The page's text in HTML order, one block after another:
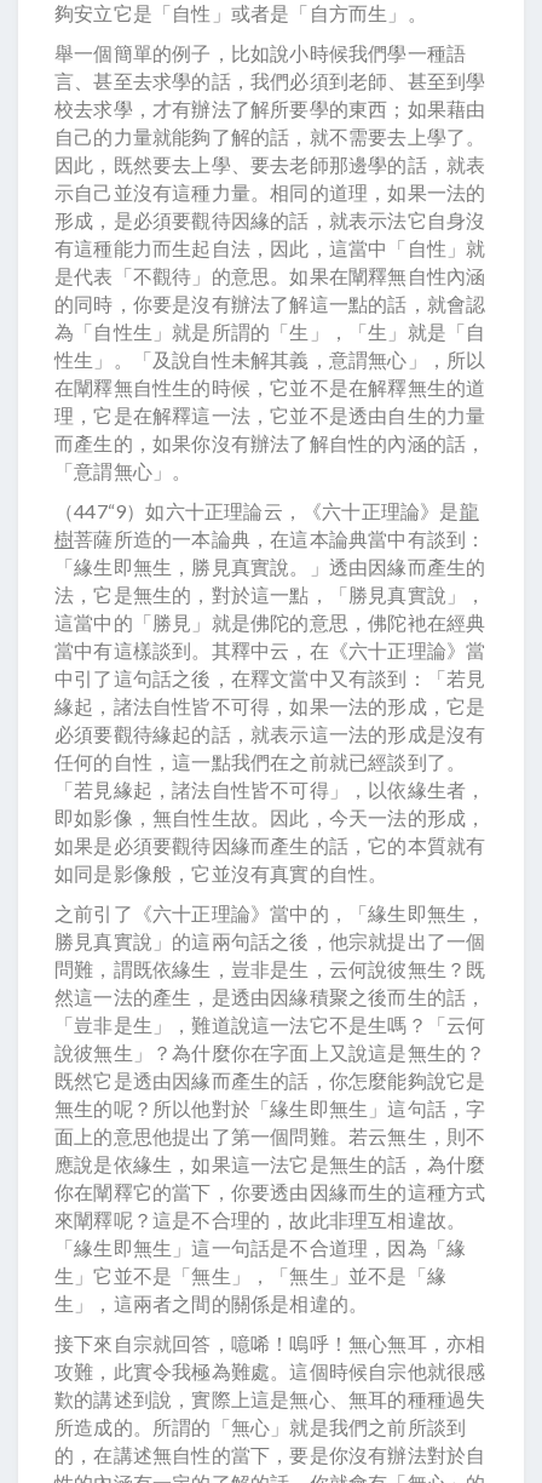
夠安立它是「自性」或者是「自方而生」。
舉一個簡單的例子，比如說小時候我們學一種語
言、甚至去求學的話，我們必須到老師、甚至到學
校去求學，才有辦法了解所要學的東西；如果藉由
自己的力量就能夠了解的話，就不需要去上學了。
因此，既然要去上學、要去老師那邊學的話，就表
示自己並沒有這種力量。相同的道理，如果一法的
形成，是必須要觀待因緣的話，就表示法它自身沒
有這種能力而生起自法，因此，這當中「自性」就
是代表「不觀待」的意思。如果在闡釋無自性內涵
的同時，你要是沒有辦法了解這一點的話，就會認
為「自性生」就是所謂的「生」，「生」就是「自
性生」。「及說自性未解其義，意謂無心」，所以
在闡釋無自性生的時候，它並不是在解釋無生的道
理，它是在解釋這一法，它並不是透由自生的力量
而產生的，如果你沒有辦法了解自性的內涵的話，
「意謂無心」。
（447“9）如六十正理論云，《六十正理論》是龍
樹菩薩所造的一本論典，在這本論典當中有談到：
「緣生即無生，勝見真實說。」透由因緣而產生的
法，它是無生的，對於這一點，「勝見真實說」，
這當中的「勝見」就是佛陀的意思，佛陀衪在經典
當中有這樣談到。其釋中云，在《六十正理論》當
中引了這句話之後，在釋文當中又有談到：「若見
緣起，諸法自性皆不可得，如果一法的形成，它是
必須要觀待緣起的話，就表示這一法的形成是沒有
任何的自性，這一點我們在之前就已經談到了。
「若見緣起，諸法自性皆不可得」，以依緣生者，
即如影像，無自性生故。因此，今天一法的形成，
如果是必須要觀待因緣而產生的話，它的本質就有
如同是影像般，它並沒有真實的自性。
之前引了《六十正理論》當中的，「緣生即無生，
勝見真實說」的這兩句話之後，他宗就提出了一個
問難，謂既依緣生，豈非是生，云何說彼無生？既
然這一法的產生，是透由因緣積聚之後而生的話，
「豈非是生」，難道說這一法它不是生嗎？「云何
說彼無生」？為什麼你在字面上又說這是無生的？
既然它是透由因緣而產生的話，你怎麼能夠說它是
無生的呢？所以他對於「緣生即無生」這句話，字
面上的意思他提出了第一個問難。若云無生，則不
應說是依緣生，如果這一法它是無生的話，為什麼
你在闡釋它的當下，你要透由因緣而生的這種方式
來闡釋呢？這是不合理的，故此非理互相違故。
「緣生即無生」這一句話是不合道理，因為「緣
生」它並不是「無生」，「無生」並不是「緣
生」，這兩者之間的關係是相違的。
接下來自宗就回答，噫唏！嗚呼！無心無耳，亦相
攻難，此實令我極為難處。這個時候自宗他就很感
歎的講述到說，實際上這是無心、無耳的種種過失
所造成的。所謂的「無心」就是我們之前所談到
的，在講述無自性的當下，要是你沒有辦法對於自